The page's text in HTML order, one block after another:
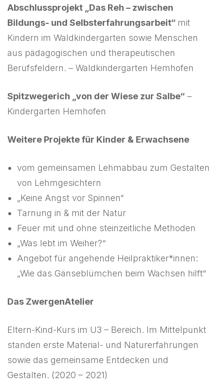
Abschlussprojekt „Das Reh – zwischen
Bildungs- und Selbsterfahrungsarbeit“ mit
Kindern im Waldkindergarten sowie Menschen
aus pädagogischen und therapeutischen
Berufsfeldern. – Waldkindergarten Hemhofen
Spitzwegerich „von der Wiese zur Salbe“ –
Kindergarten Hemhofen
Weitere Projektefür Kinder & Erwachsene
vom gemeinsamen Lehmabbau zum Gestalten
von Lehmgesichtern
„Keine Angst vor Spinnen“
Tarnung in & mit der Natur
Feuer mit und ohne steinzeitliche Methoden
„Was lebt im Weiher?“
Angebot für angehende Heilpraktiker*innen:
„Wie das Gänseblümchen beim Wachsen hilft“
Das ZwergenAtelier
Eltern-Kind-Kurs im U3 – Bereich. Im Mittelpunkt
standen erste Material- und Naturerfahrungen
sowie das gemeinsame Entdecken und
Gestalten. (2020 – 2021)